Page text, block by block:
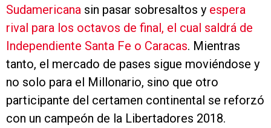
Sudamericana sin pasar sobresaltos y espera
rival para los octavos de final, el cual saldrá de
Independiente Santa Fe o Caracas. Mientras
tanto, el mercado de pases sigue moviéndose y
no solo para el Millonario, sino que otro
participante del certamen continental se reforzó
con un campeón de la Libertadores 2018.